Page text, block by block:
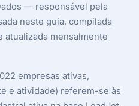
— responsável pela
neste guia, compilada
mensalmente
empresas ativas,
e atividade) referem-se às